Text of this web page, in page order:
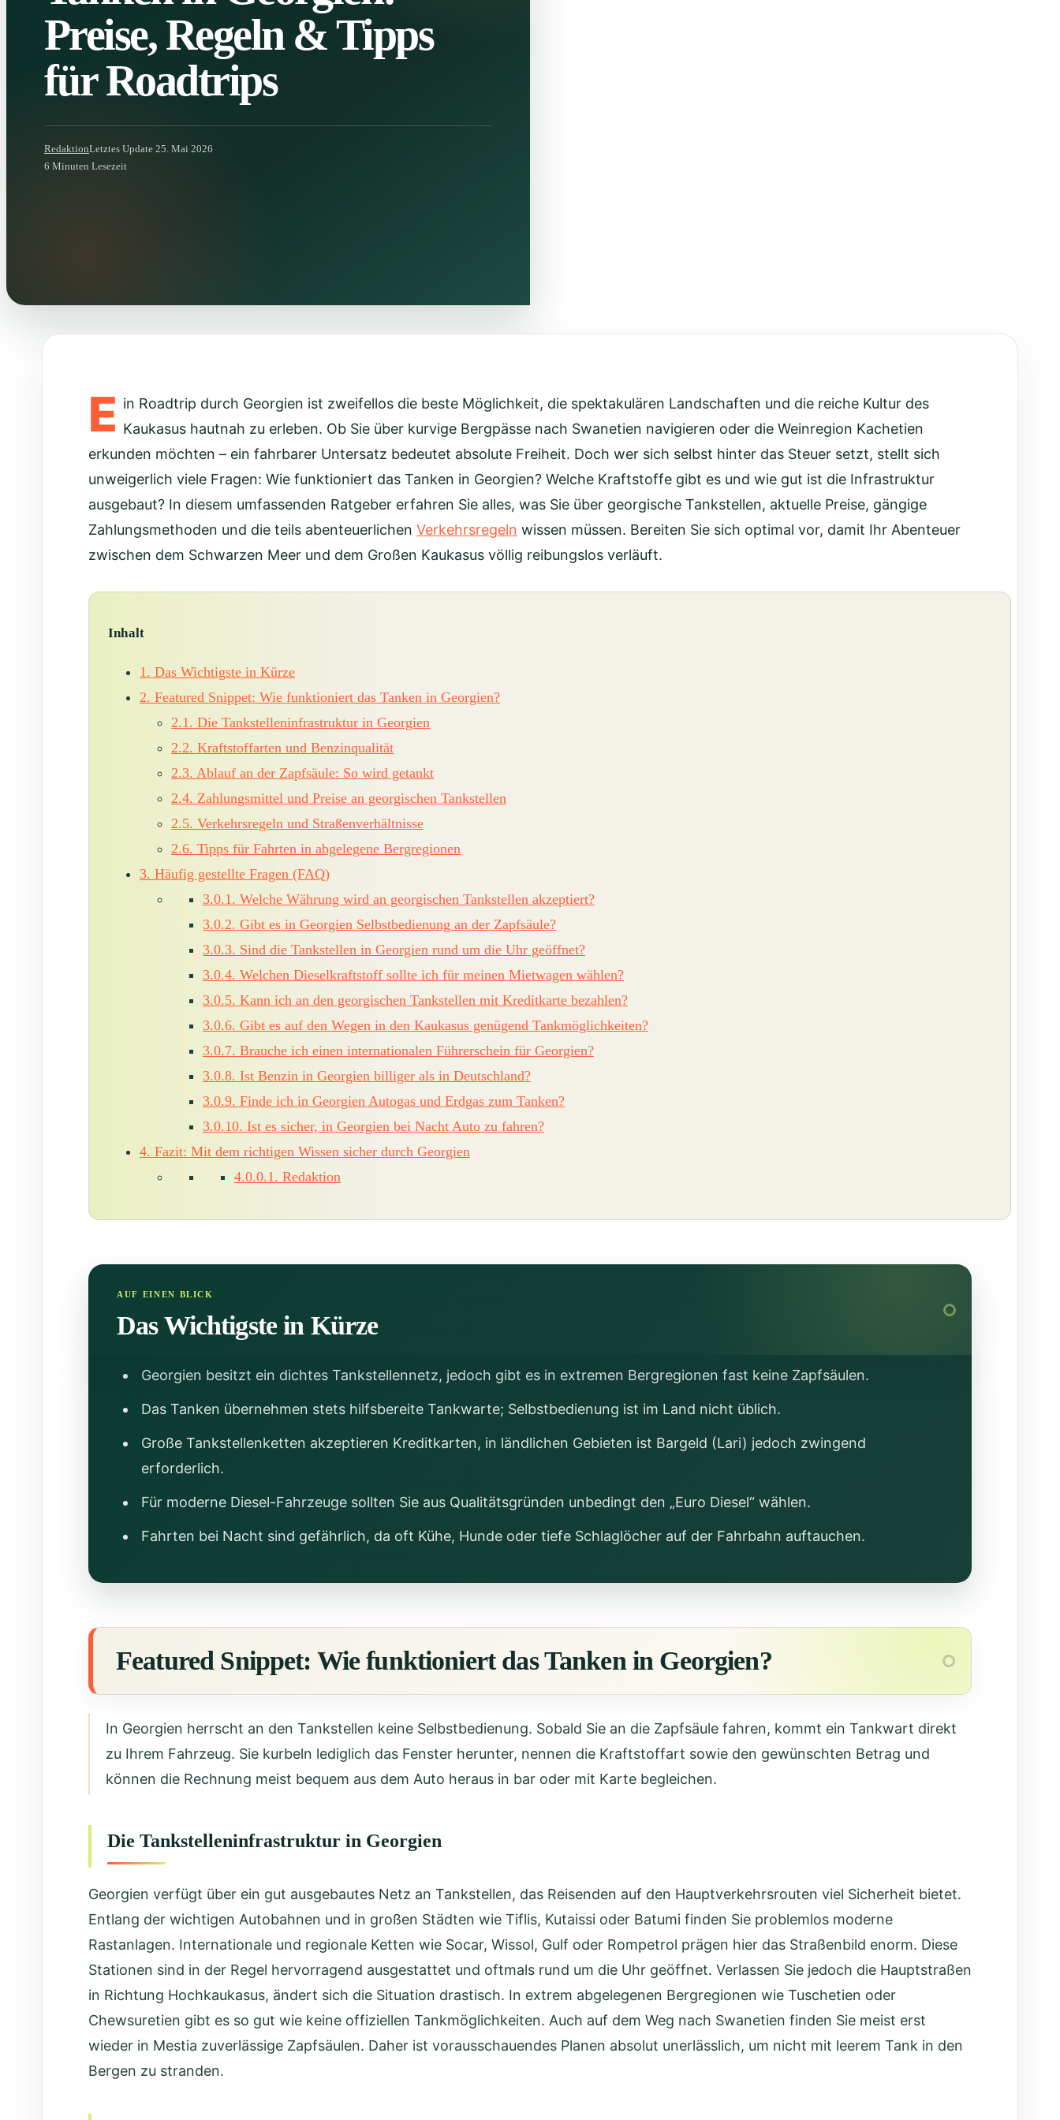
Preise, Regeln & Tipps
für Roadtrips
RedaktionLetztes Update 25. Mai 2026
6 Minuten Lesezeit
E in Roadtrip durch Georgien ist zweifellos die beste Möglichkeit, die spektakulären Landschaften und die reiche Kultur des
Kaukasus hautnah zu erleben. Ob Sie über kurvige Bergpässe nach Swanetien navigieren oder die Weinregion Kachetien
erkunden möchten – ein fahrbarer Untersatz bedeutet absolute Freiheit. Doch wer sich selbst hinter das Steuer setzt, stellt sich
unweigerlich viele Fragen: Wie funktioniert das Tanken in Georgien? Welche Kraftstoffe gibt es und wie gut ist die Infrastruktur
ausgebaut? In diesem umfassenden Ratgeber erfahren Sie alles, was Sie über georgische Tankstellen, aktuelle Preise, gängige
Zahlungsmethoden und die teils abenteuerlichen Verkehrsregeln wissen müssen. Bereiten Sie sich optimal vor, damit Ihr Abenteuer
zwischen dem Schwarzen Meer und dem Großen Kaukasus völlig reibungslos verläuft.
Inhalt
1. Das Wichtigste in Kürze
2. Featured Snippet: Wie funktioniert das Tanken in Georgien?
2.1. Die Tankstelleninfrastruktur in Georgien
2.2. Kraftstoffarten und Benzinqualität
2.3. Ablauf an der Zapfsäule: So wird getankt
2.4. Zahlungsmittel und Preise an georgischen Tankstellen
2.5. Verkehrsregeln und Straßenverhältnisse
2.6. Tipps für Fahrten in abgelegene Bergregionen
3. Häufig gestellte Fragen (FAQ)
3.0.1. Welche Währung wird an georgischen Tankstellen akzeptiert?
3.0.2. Gibt es in Georgien Selbstbedienung an der Zapfsäule?
3.0.3. Sind die Tankstellen in Georgien rund um die Uhr geöffnet?
3.0.4. Welchen Dieselkraftstoff sollte ich für meinen Mietwagen wählen?
3.0.5. Kann ich an den georgischen Tankstellen mit Kreditkarte bezahlen?
3.0.6. Gibt es auf den Wegen in den Kaukasus genügend Tankmöglichkeiten?
3.0.7. Brauche ich einen internationalen Führerschein für Georgien?
3.0.8. Ist Benzin in Georgien billiger als in Deutschland?
3.0.9. Finde ich in Georgien Autogas und Erdgas zum Tanken?
3.0.10. Ist es sicher, in Georgien bei Nacht Auto zu fahren?
4. Fazit: Mit dem richtigen Wissen sicher durch Georgien
4.0.0.1. Redaktion
Das Wichtigste in Kürze
Georgien besitzt ein dichtes Tankstellennetz, jedoch gibt es in extremen Bergregionen fast keine Zapfsäulen.
Das Tanken übernehmen stets hilfsbereite Tankwarte; Selbstbedienung ist im Land nicht üblich.
Große Tankstellenketten akzeptieren Kreditkarten, in ländlichen Gebieten ist Bargeld (Lari) jedoch zwingend
erforderlich.
Für moderne Diesel-Fahrzeuge sollten Sie aus Qualitätsgründen unbedingt den „Euro Diesel“ wählen.
Fahrten bei Nacht sind gefährlich, da oft Kühe, Hunde oder tiefe Schlaglöcher auf der Fahrbahn auftauchen.
Featured Snippet: Wie funktioniert das Tanken in Georgien?
In Georgien herrscht an den Tankstellen keine Selbstbedienung. Sobald Sie an die Zapfsäule fahren, kommt ein Tankwart direkt
zu Ihrem Fahrzeug. Sie kurbeln lediglich das Fenster herunter, nennen die Kraftstoffart sowie den gewünschten Betrag und
können die Rechnung meist bequem aus dem Auto heraus in bar oder mit Karte begleichen.
Die Tankstelleninfrastruktur in Georgien
Georgien verfügt über ein gut ausgebautes Netz an Tankstellen, das Reisenden auf den Hauptverkehrsrouten viel Sicherheit bietet.
Entlang der wichtigen Autobahnen und in großen Städten wie Tiflis, Kutaissi oder Batumi finden Sie problemlos moderne
Rastanlagen. Internationale und regionale Ketten wie Socar, Wissol, Gulf oder Rompetrol prägen hier das Straßenbild enorm. Diese
Stationen sind in der Regel hervorragend ausgestattet und oftmals rund um die Uhr geöffnet. Verlassen Sie jedoch die Hauptstraßen
in Richtung Hochkaukasus, ändert sich die Situation drastisch. In extrem abgelegenen Bergregionen wie Tuschetien oder
Chewsuretien gibt es so gut wie keine offiziellen Tankmöglichkeiten. Auch auf dem Weg nach Swanetien finden Sie meist erst
wieder in Mestia zuverlässige Zapfsäulen. Daher ist vorausschauendes Planen absolut unerlässlich, um nicht mit leerem Tank in den
Bergen zu stranden.